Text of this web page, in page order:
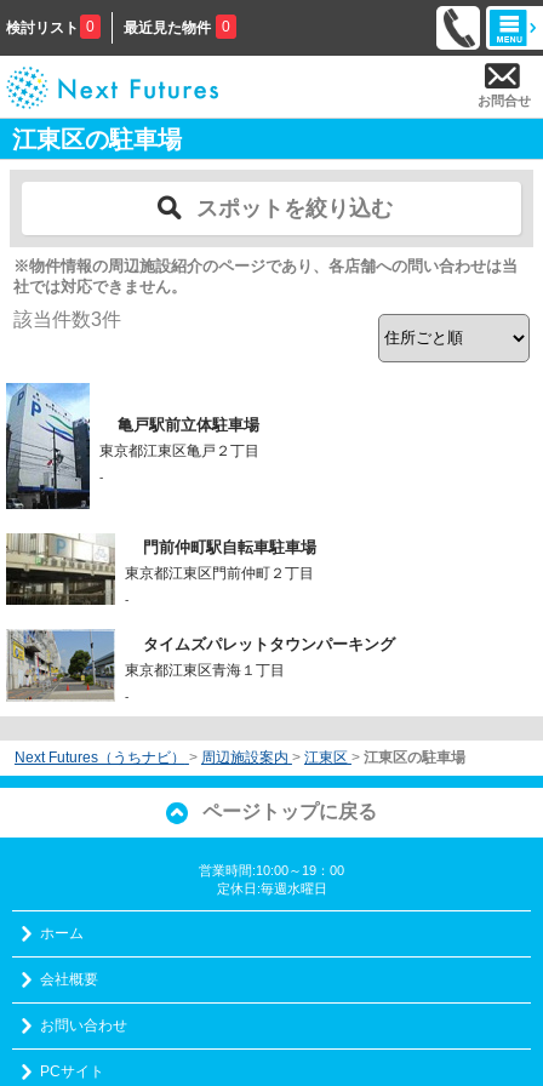
検討リスト 0 最近見た物件 0
お問合せ
江東区の駐車場
スポットを絞り込む
※物件情報の周辺施設紹介のページであり、各店舗への問い合わせは当
社では対応できません。
該当件数3件
亀戸駅前立体駐車場
東京都江東区亀戸２丁目
-
門前仲町駅自転車駐車場
東京都江東区門前仲町２丁目
-
タイムズパレットタウンパーキング
東京都江東区青海１丁目
-
Next Futures（うちナビ） > 周辺施設案内 > 江東区 > 江東区の駐車場
ページトップに戻る
営業時間:10:00～19：00
定休日:毎週水曜日
ホーム
会社概要
お問い合わせ
PCサイト